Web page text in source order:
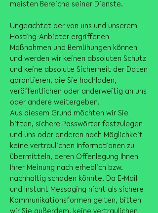
meisten Bereiche seiner Dienste.
Ungeachtet der von uns und unserem
Hosting-Anbieter ergriffenen
Maßnahmen und Bemühungen können
und werden wir keinen absoluten Schutz
und keine absolute Sicherheit der Daten
garantieren, die Sie hochladen,
veröffentlichen oder anderweitig an uns
oder andere weitergeben.
Aus diesem Grund möchten wir Sie
bitten, sichere Passwörter festzulegen
und uns oder anderen nach Möglichkeit
keine vertraulichen Informationen zu
übermitteln, deren Offenlegung Ihnen
Ihrer Meinung nach erheblich bzw.
nachhaltig schaden könnte. Da E-Mail
und Instant Messaging nicht als sichere
Kommunikationsformen gelten, bitten